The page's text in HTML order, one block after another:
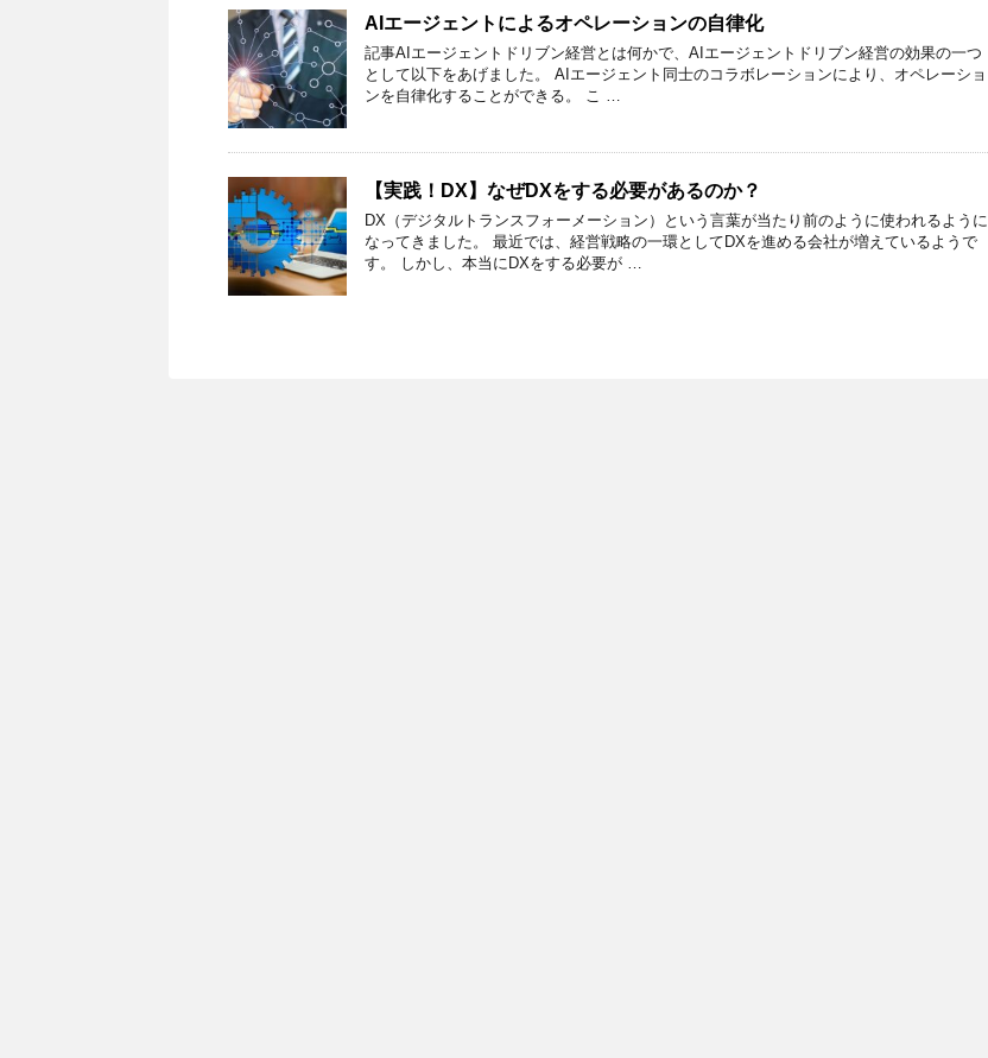
AIエージェントによるオペレーションの自律化
記事AIエージェントドリブン経営とは何かで、AIエージェントドリブン経営の効果の一つ
として以下をあげました。 AIエージェント同士のコラボレーションにより、オペレーショ
ンを自律化することができる。 こ …
【実践！DX】なぜDXをする必要があるのか？
DX（デジタルトランスフォーメーション）という言葉が当たり前のように使われるように
なってきました。 最近では、経営戦略の一環としてDXを進める会社が増えているようで
す。 しかし、本当にDXをする必要が …